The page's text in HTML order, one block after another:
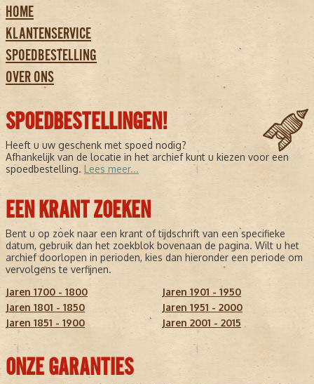
HOME
KLANTENSERVICE
SPOEDBESTELLING
OVER ONS
SPOEDBESTELLINGEN!
Heeft u uw geschenk met spoed nodig?
Afhankelijk van de locatie in het archief kunt u kiezen voor een
spoedbestelling. Lees meer...
EEN KRANT ZOEKEN
Bent u op zoek naar een krant of tijdschrift van een specifieke
datum, gebruik dan het zoekblok bovenaan de pagina. Wilt u het
archief doorlopen in perioden, kies dan hieronder een periode om
vervolgens te verfijnen.
Jaren 1700 - 1800
Jaren 1801 - 1850
Jaren 1851 - 1900
Jaren 1901 - 1950
Jaren 1951 - 2000
Jaren 2001 - 2015
ONZE GARANTIES